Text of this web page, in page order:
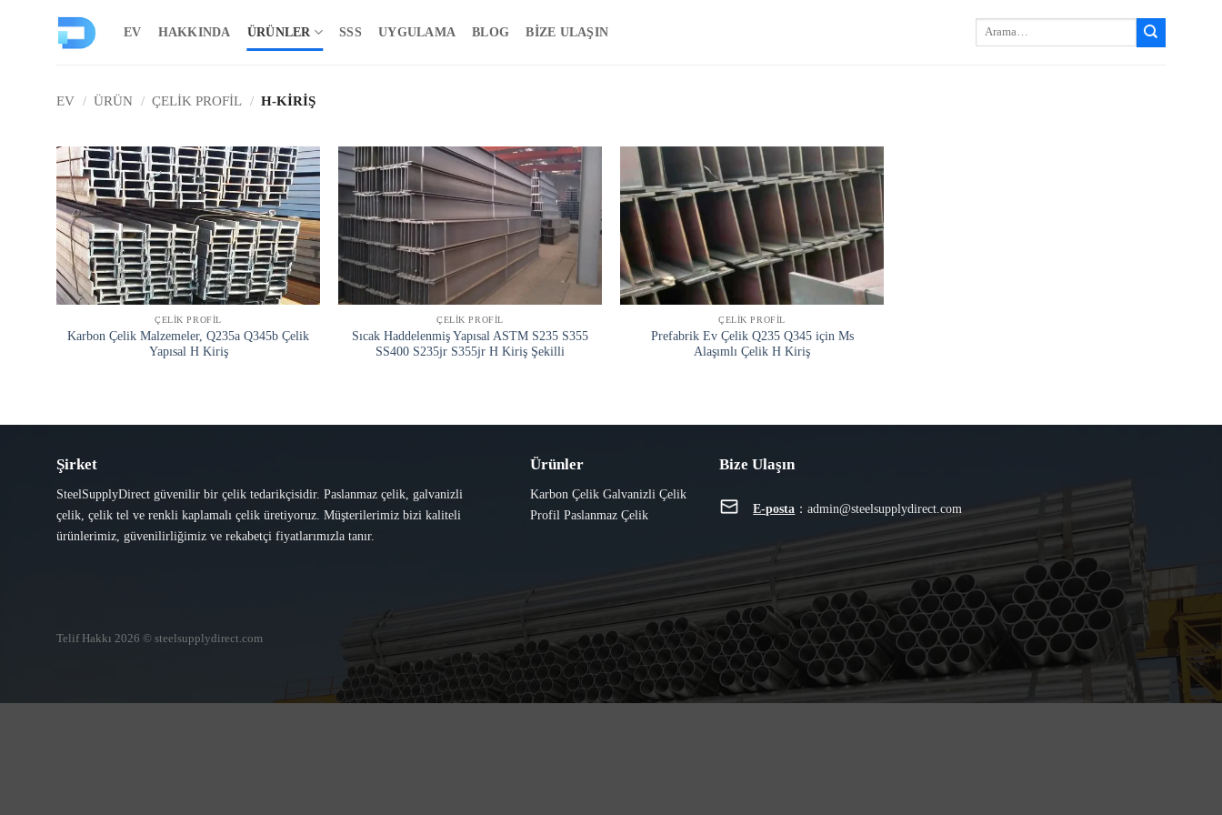
EV HAKKINDA ÜRÜNLER SSS UYGULAMA BLOG BIZE ULAŞIN
Arayın:
EV / ÜRÜN / ÇELIK PROFIL / H-KIRIŞ
ÇELIK PROFIL
Karbon Çelik Malzemeler, Q235a Q345b Çelik
Yapısal H Kiriş
ÇELIK PROFIL
Sıcak Haddelenmiş Yapısal ASTM S235 S355
SS400 S235jr S355jr H Kiriş Şekilli
ÇELIK PROFIL
Prefabrik Ev Çelik Q235 Q345 için Ms
Alaşımlı Çelik H Kiriş
Şirket
SteelSupplyDirect güvenilir bir çelik tedarikçisidir. Paslanmaz çelik, galvanizli
çelik, çelik tel ve renkli kaplamalı çelik üretiyoruz. Müşterilerimiz bizi kaliteli
ürünlerimiz, güvenilirliğimiz ve rekabetçi fiyatlarımızla tanır.
Ürünler
Karbon Çelik Galvanizli Çelik
Profil Paslanmaz Çelik
Bize Ulaşın
E-posta ：admin@steelsupplydirect.com
Telif Hakkı 2026 © steelsupplydirect.com